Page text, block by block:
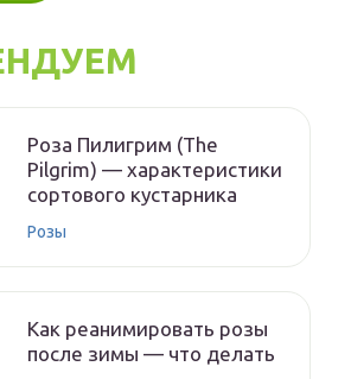
Роза Пилигрим (The
Pilgrim) — характеристики
сортового кустарника
Розы
Как реанимировать розы
после зимы — что делать